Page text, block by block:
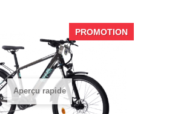
Aperçu rapide
PROMOTION